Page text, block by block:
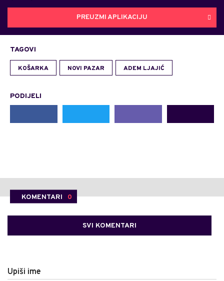
PREUZMI APLIKACIJU
TAGOVI
KOŠARKA NOVI PAZAR ADEM LJAJIĆ
PODIJELI
KOMENTARI 0
SVI KOMENTARI
Upiši ime